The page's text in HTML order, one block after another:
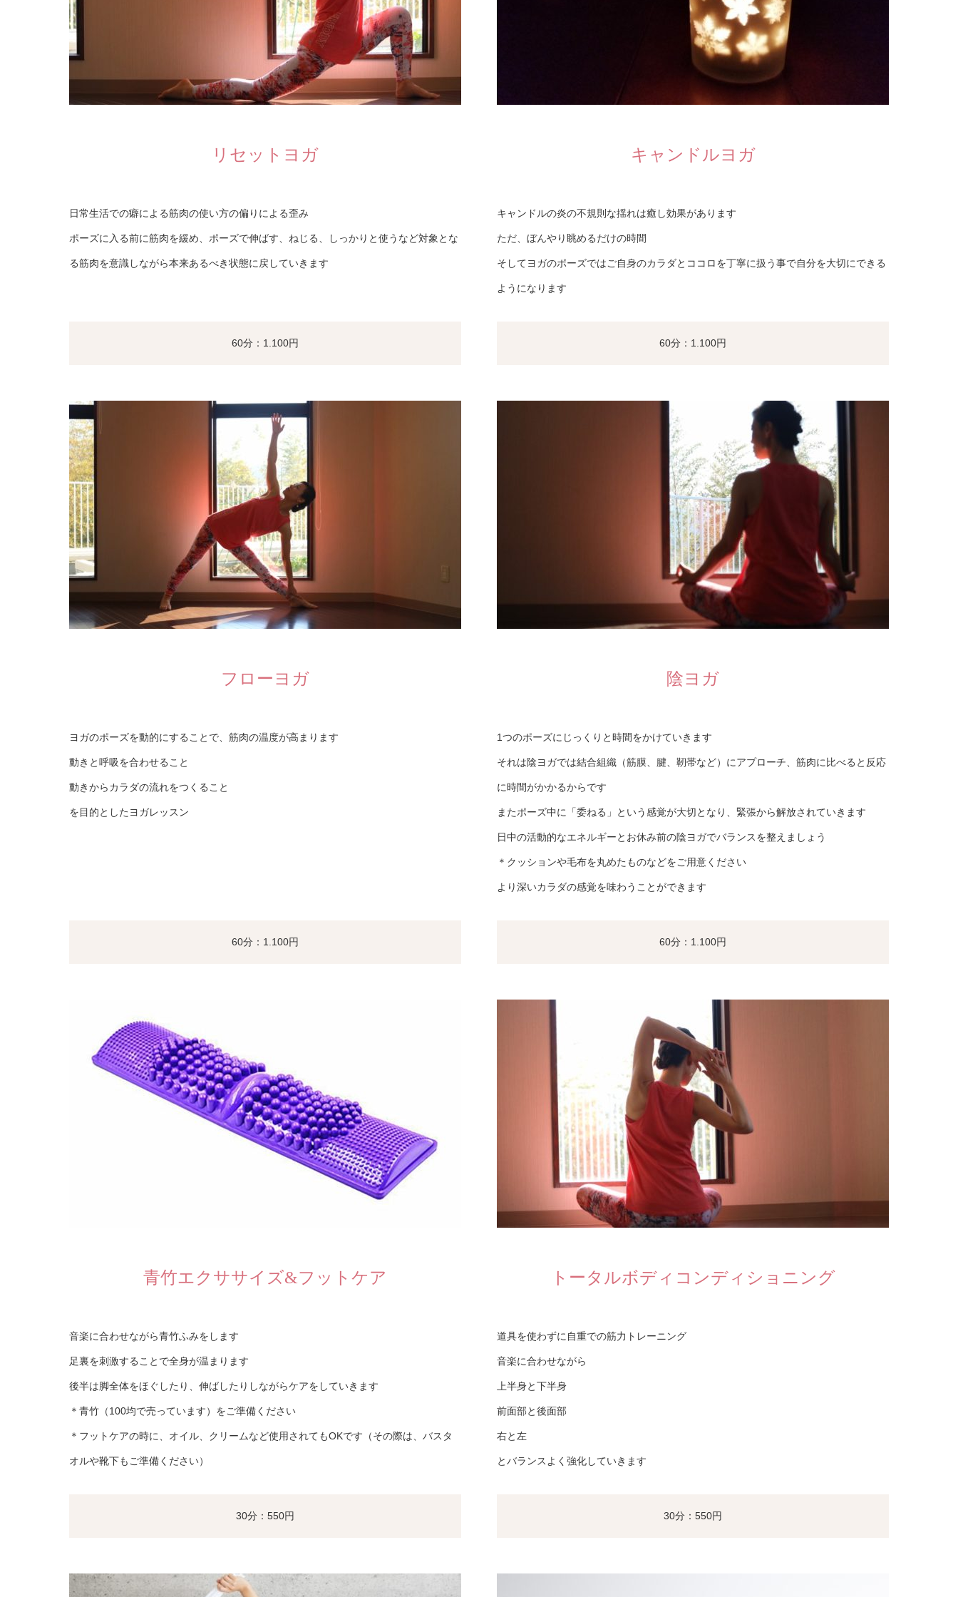
リセットヨガ
日常生活での癖による筋肉の使い方の偏りによる歪み
ポーズに入る前に筋肉を緩め、ポーズで伸ばす、ねじる、しっかりと使うなど対象とな
る筋肉を意識しながら本来あるべき状態に戻していきます
60分：1.100円
キャンドルヨガ
キャンドルの炎の不規則な揺れは癒し効果があります
ただ、ぼんやり眺めるだけの時間
そしてヨガのポーズではご自身のカラダとココロを丁寧に扱う事で自分を大切にできる
ようになります
60分：1.100円
フローヨガ
ヨガのポーズを動的にすることで、筋肉の温度が高まります
動きと呼吸を合わせること
動きからカラダの流れをつくること
を目的としたヨガレッスン
60分：1.100円
陰ヨガ
1つのポーズにじっくりと時間をかけていきます
それは陰ヨガでは結合組織（筋膜、腱、靭帯など）にアプローチ、筋肉に比べると反応
に時間がかかるからです
またポーズ中に「委ねる」という感覚が大切となり、緊張から解放されていきます
日中の活動的なエネルギーとお休み前の陰ヨガでバランスを整えましょう
＊クッションや毛布を丸めたものなどをご用意ください
より深いカラダの感覚を味わうことができます
60分：1.100円
青竹エクササイズ&フットケア
音楽に合わせながら青竹ふみをします
足裏を刺激することで全身が温まります
後半は脚全体をほぐしたり、伸ばしたりしながらケアをしていきます
＊青竹（100均で売っています）をご準備ください
＊フットケアの時に、オイル、クリームなど使用されてもOKです（その際は、バスタ
オルや靴下もご準備ください）
30分：550円
トータルボディコンディショニング
道具を使わずに自重での筋力トレーニング
音楽に合わせながら
上半身と下半身
前面部と後面部
右と左
とバランスよく強化していきます
30分：550円